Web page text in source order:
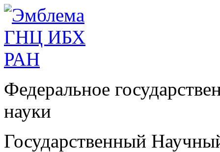
Федеральное
науки
Государственный